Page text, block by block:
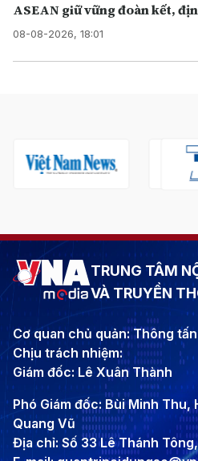
ASEAN giữ vững đoàn kết,
08-08-2026, 18:01
TRUNG TÂM
VÀ TRUYỀN
Cơ quan chủ quản: Thông
Chịu trách nhiệm:
Giám đốc: Lê Xuân Thành
Phó Giám đốc: Bùi Minh Thu,
Quang Vũ
Địa chỉ: Số 33 Lê Thánh